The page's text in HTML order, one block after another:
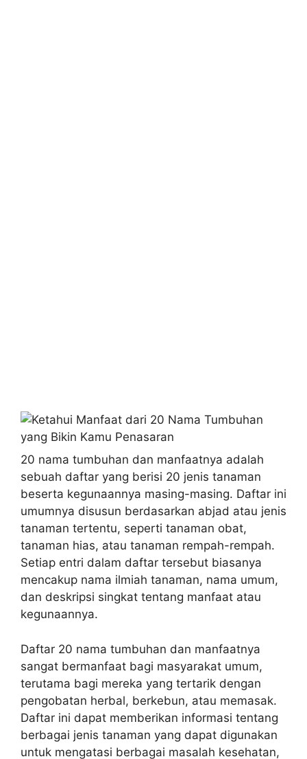
20 nama tumbuhan dan manfaatnya adalah
sebuah daftar yang berisi 20 jenis tanaman
beserta kegunaannya masing-masing. Daftar ini
umumnya disusun berdasarkan abjad atau jenis
tanaman tertentu, seperti tanaman obat,
tanaman hias, atau tanaman rempah-rempah.
Setiap entri dalam daftar tersebut biasanya
mencakup nama ilmiah tanaman, nama umum,
dan deskripsi singkat tentang manfaat atau
kegunaannya.
Daftar 20 nama tumbuhan dan manfaatnya
sangat bermanfaat bagi masyarakat umum,
terutama bagi mereka yang tertarik dengan
pengobatan herbal, berkebun, atau memasak.
Daftar ini dapat memberikan informasi tentang
berbagai jenis tanaman yang dapat digunakan
untuk mengatasi berbagai masalah kesehatan,